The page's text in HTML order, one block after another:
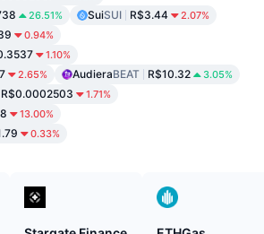
26.51% SuiSUI R$3.44 2.07%
0.94%
1.10%
2.65% AudieraBEAT R$10.32 3.05%
R$0.0002503 1.71%
13.00%
0.33%